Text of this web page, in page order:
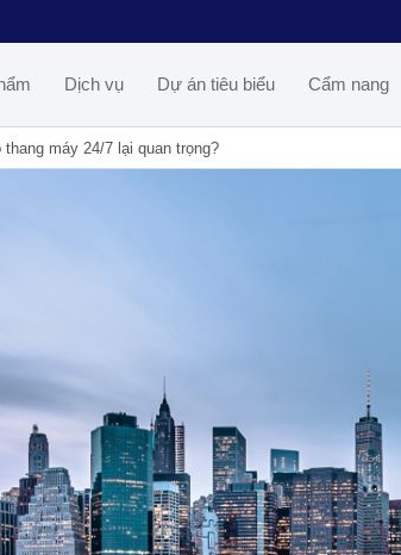
Dịch vụ Dự án tiêu biểu Cẩm nang
máy 24/7 lại quan trọng?